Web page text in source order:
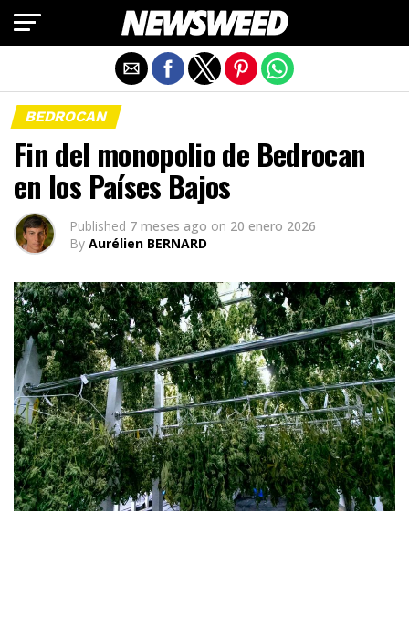
BEDROCAN
Fin del monopolio de Bedrocan
en los Países Bajos
Published 7 meses ago on 20 enero 2026
By Aurélien BERNARD
Salir de la versión móvil